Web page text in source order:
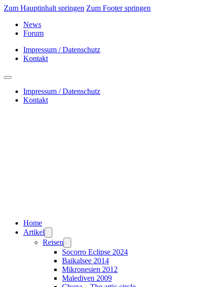
Zum Hauptinhalt springen Zum Footer springen
News
Forum
Impressum / Datenschutz
Kontakt
Impressum / Datenschutz
Kontakt
Home
Artikel
Reisen
Socorro Eclipse 2024
Baikalsee 2014
Mikronesien 2012
Malediven 2009